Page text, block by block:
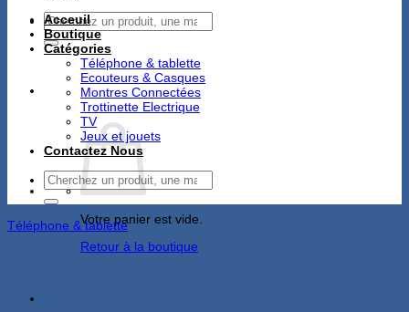
Recherche
pour :
Votre panier est vide.
Retour à la boutique
Acceuil
Boutique
Catégories
Téléphone & tablette
Ecouteurs & Casques
Montres Connectées
Trottinette Electrique
TV
Jeux et jouets
Contactez Nous
Recherche
pour :
Téléphone & tablette